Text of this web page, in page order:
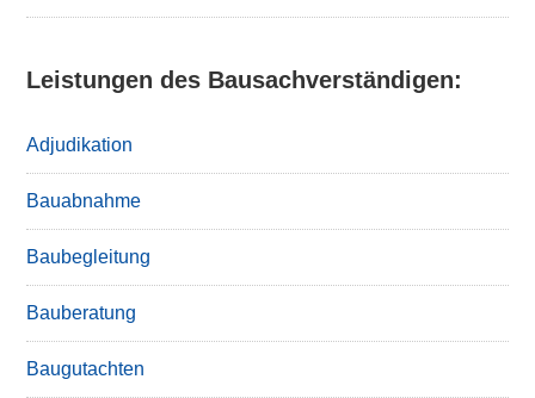
Leistungen des Bausachverständigen:
Adjudikation
Bauabnahme
Baubegleitung
Bauberatung
Baugutachten